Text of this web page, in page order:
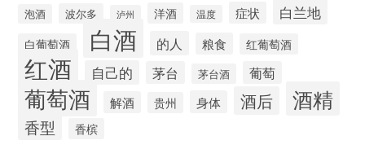
泡酒 波尔多 泸州 洋酒 温度 症状 白兰地
白葡萄酒 白酒 的人 粮食 红葡萄酒
红酒 自己的 茅台 茅台酒 葡萄
葡萄酒 解酒 贵州 身体 酒后 酒精
香型 香槟